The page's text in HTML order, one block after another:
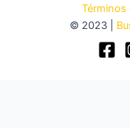
Términos
© 2023 |